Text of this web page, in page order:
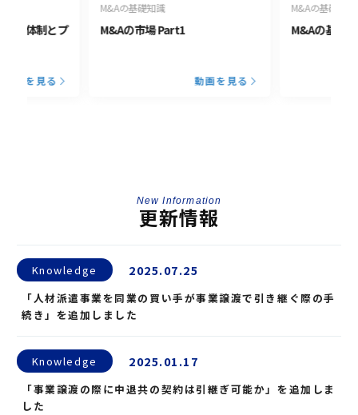
する体制とプ
動画を見る
M&Aの基礎知識
M&Aの市場 Part1
動画を見る
M&Aの基礎知識
M&Aの基礎
New Information
更新情報
Knowledge 2025.07.25
「人材派遣事業を同業の買い手が事業譲渡で引き継ぐ際の手
続き」を追加しました
Knowledge 2025.01.17
「事業譲渡の際に中退共の契約は引継ぎ可能か」を追加しま
した